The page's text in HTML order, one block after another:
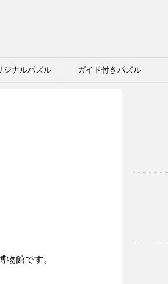
ジナルパズル ガイド付きパズル
館です。